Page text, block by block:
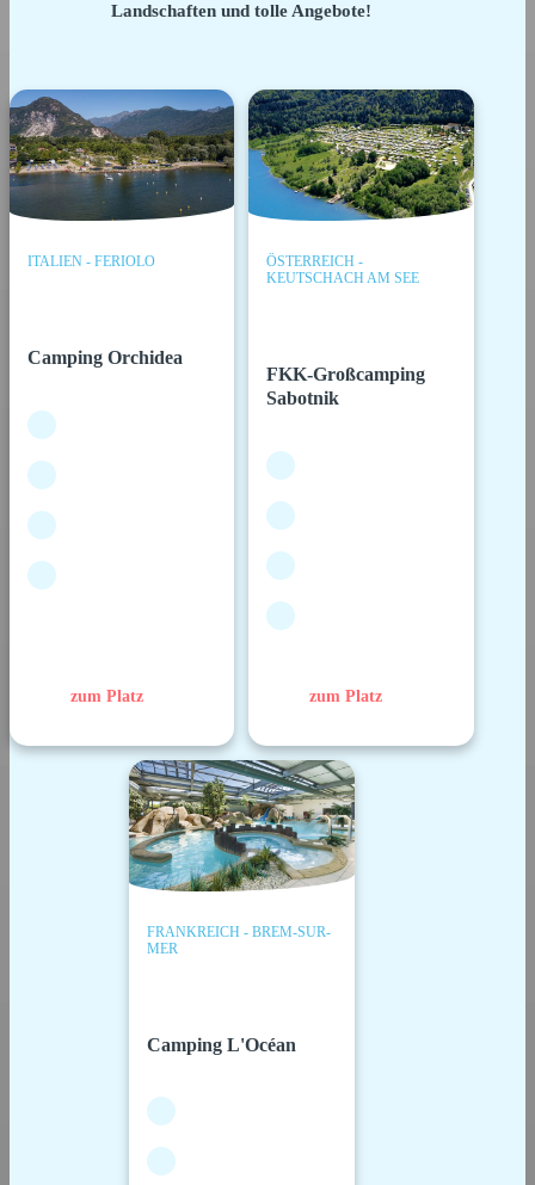
Landschaften und tolle Angebote!
ITALIEN - FERIOLO
Camping Orchidea
zum Platz
ÖSTERREICH -
KEUTSCHACH AM SEE
FKK-Großcamping
Sabotnik
zum Platz
FRANKREICH - BREM-SUR-
MER
Camping L'Océan